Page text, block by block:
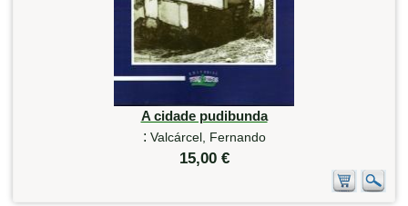
A cidade pudibunda
: Valcárcel, Fernando
15,00 €